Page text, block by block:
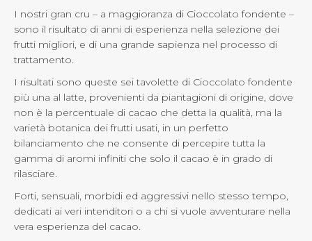
I nostri gran cru – a maggioranza di Cioccolato fondente –
sono il risultato di anni di esperienza nella selezione dei
frutti migliori, e di una grande sapienza nel processo di
trattamento.
I risultati sono queste sei tavolette di Cioccolato fondente
più una al latte, provenienti da piantagioni di origine, dove
non è la percentuale di cacao che detta la qualità, ma la
varietà botanica dei frutti usati, in un perfetto
bilanciamento che ne consente di percepire tutta la
gamma di aromi infiniti che solo il cacao è in grado di
rilasciare.
Forti, sensuali, morbidi ed aggressivi nello stesso tempo,
dedicati ai veri intenditori o a chi si vuole avventurare nella
vera esperienza del cacao.